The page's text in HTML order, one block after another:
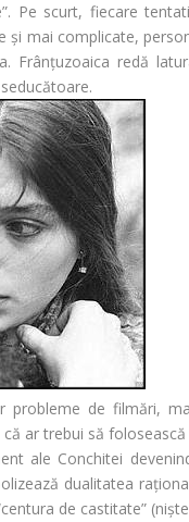
Pe scurt, fiecare
și mai complicate,
. Frânțuzoaica redă
de filmări,
ar trebui să
ale Conchitei
dualitatea
de castitate”